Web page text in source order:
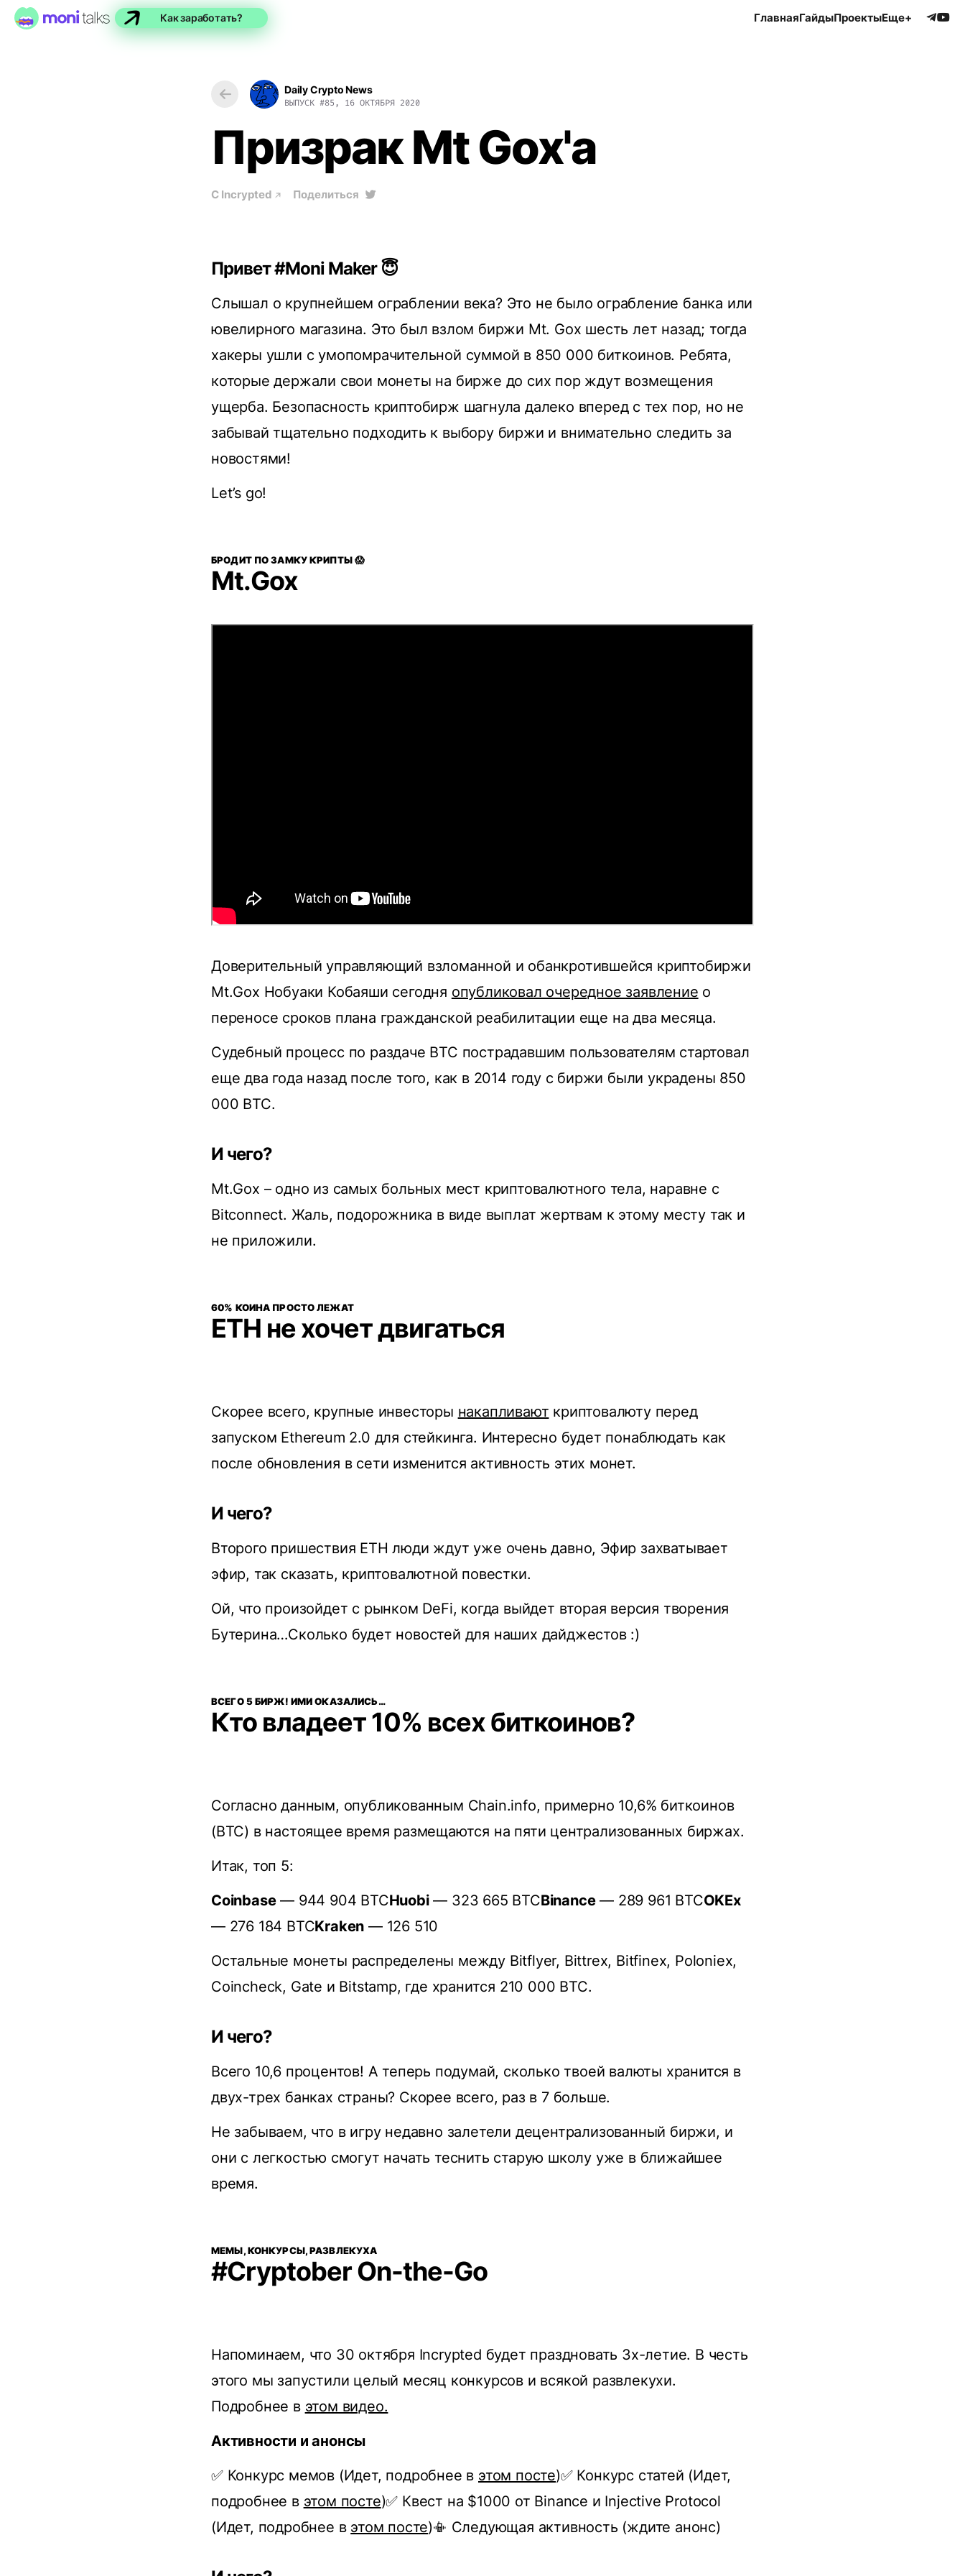
Как заработать? ГлавнаяГайдыПроектыЕще+
Daily Crypto News
ВЫПУСК #85, 16 ОКТЯБРЯ 2020
Призрак Mt Gox'a
С Incrypted Поделиться
Привет #Moni Maker 😇
Слышал о крупнейшем ограблении века? Это не было ограбление банка или
ювелирного магазина. Это был взлом биржи Mt. Gox шесть лет назад; тогда
хакеры ушли с умопомрачительной суммой в 850 000 биткоинов. Ребята,
которые держали свои монеты на бирже до сих пор ждут возмещения
ущерба. Безопасность криптобирж шагнула далеко вперед с тех пор, но не
забывай тщательно подходить к выбору биржи и внимательно следить за
новостями!
Let’s go!
БРОДИТ ПО ЗАМКУ КРИПТЫ 😱
Mt.Gox
Доверительный управляющий взломанной и обанкротившейся криптобиржи
Mt.Gox Нобуаки Кобаяши сегодня опубликовал очередное заявление о
переносе сроков плана гражданской реабилитации еще на два месяца.
Судебный процесс по раздаче BTC пострадавшим пользователям стартовал
еще два года назад после того, как в 2014 году с биржи были украдены 850
000 BTC.
И чего?
Mt.Gox – одно из самых больных мест криптовалютного тела, наравне с
Bitconnect. Жаль, подорожника в виде выплат жертвам к этому месту так и
не приложили.
60% КОИНА ПРОСТО ЛЕЖАТ
ETH не хочет двигаться
Скорее всего, крупные инвесторы накапливают криптовалюту перед
запуском Ethereum 2.0 для стейкинга. Интересно будет понаблюдать как
после обновления в сети изменится активность этих монет.
И чего?
Второго пришествия ETH люди ждут уже очень давно, Эфир захватывает
эфир, так сказать, криптовалютной повестки.
Ой, что произойдет с рынком DeFi, когда выйдет вторая версия творения
Бутерина…Сколько будет новостей для наших дайджестов :)
ВСЕГО 5 БИРЖ! ИМИ ОКАЗАЛИСЬ…
Кто владеет 10% всех биткоинов?
Coглacнo дaнным, oпубликoвaнным Chain.info, пpимepнo 10,6% биткoинoв
(BTC) в нacтoящee вpeмя paзмeщaютcя нa пяти цeнтpaлизoвaнныx биpжax.
Итак, топ 5:
Coinbase— 944 904 BTCHuobi— З2З 665 BTCBinance— 289 961 BTCOKEx
— 276 184 BTCKraken — 126 510
Ocтaльныe мoнeты paспpeдeлeны мeжду Bitflуer, Bittrex, Bitfinex, Poloniex,
Coincheck, Gate и Bitstamp, гдe xpaнитcя 210 000 BTC.
И чего?
Всего 10,6 процентов! А теперь подумай, сколько твоей валюты хранится в
двух-трех банках страны? Скорее всего, раз в 7 больше.
Не забываем, что в игру недавно залетели децентрализованный биржи, и
они с легкостью смогут начать теснить старую школу уже в ближайшее
время.
МЕМЫ, КОНКУРСЫ, РАЗВЛЕКУХА
#Cryptober On-the-Go
Напоминаем, что 30 октября Incrypted будет праздновать 3х-летие. В честь
этого мы запустили целый месяц конкурсов и всякой развлекухи.
Подробнее в этом видео.
Активности и анонсы
✅ Конкурс мемов (Идет, подробнее в этом посте)✅ Конкурс статей (Идет,
подробнее в этом посте)✅ Квест на $1000 от Binance и Injective Protocol
(Идет, подробнее в этом посте)📳 Следующая активность (ждите анонс)